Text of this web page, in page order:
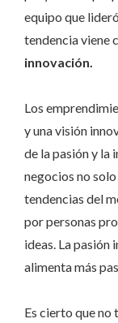
equipo que
tendencia viene
innovación.
Los
y una visión
de la pasión y la
negocios no
tendencias del
por personas
ideas. La pasión
alimenta más
Es cierto que no